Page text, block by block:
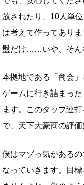
放されたり、10人単
は考えて作ってあり
盤だけ……いや、そん
本拠地である「商会
ゲームに行き詰まっ
ます。このタップ連
で、天下大豪商の評
僕はマゾっ気がある
なっていきます。目